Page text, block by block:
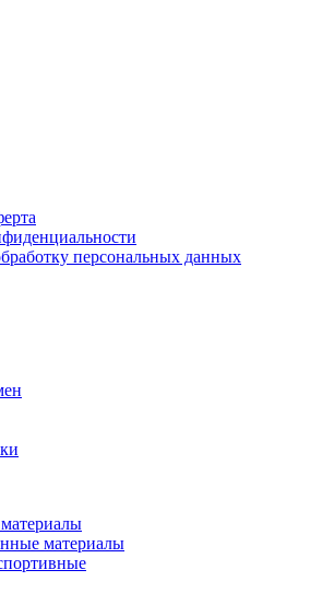
персональных данных
материалы